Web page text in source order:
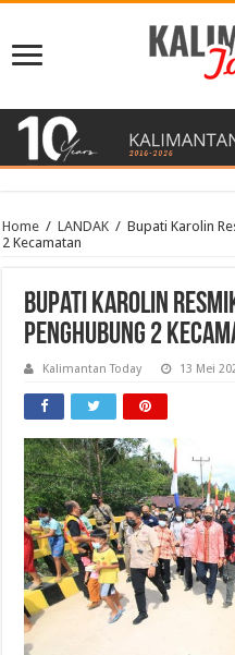
Home / LANDAK / Bupati Karolin
2 Kecamatan
Bupati Karolin
Penghubung 2
Kalimantan Today 13 Mei